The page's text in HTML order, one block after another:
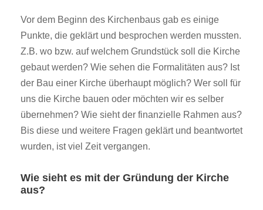
Vor dem Beginn des Kirchenbaus gab es einige
Punkte, die geklärt und besprochen werden mussten.
Z.B. wo bzw. auf welchem Grundstück soll die Kirche
gebaut werden? Wie sehen die Formalitäten aus? Ist
der Bau einer Kirche überhaupt möglich? Wer soll für
uns die Kirche bauen oder möchten wir es selber
übernehmen? Wie sieht der finanzielle Rahmen aus?
Bis diese und weitere Fragen geklärt und beantwortet
wurden, ist viel Zeit vergangen.
Wie sieht es mit der Gründung der Kirche
aus?